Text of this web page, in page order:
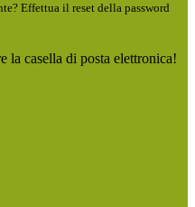
Effettua il reset della password
la casella di posta elettronica!